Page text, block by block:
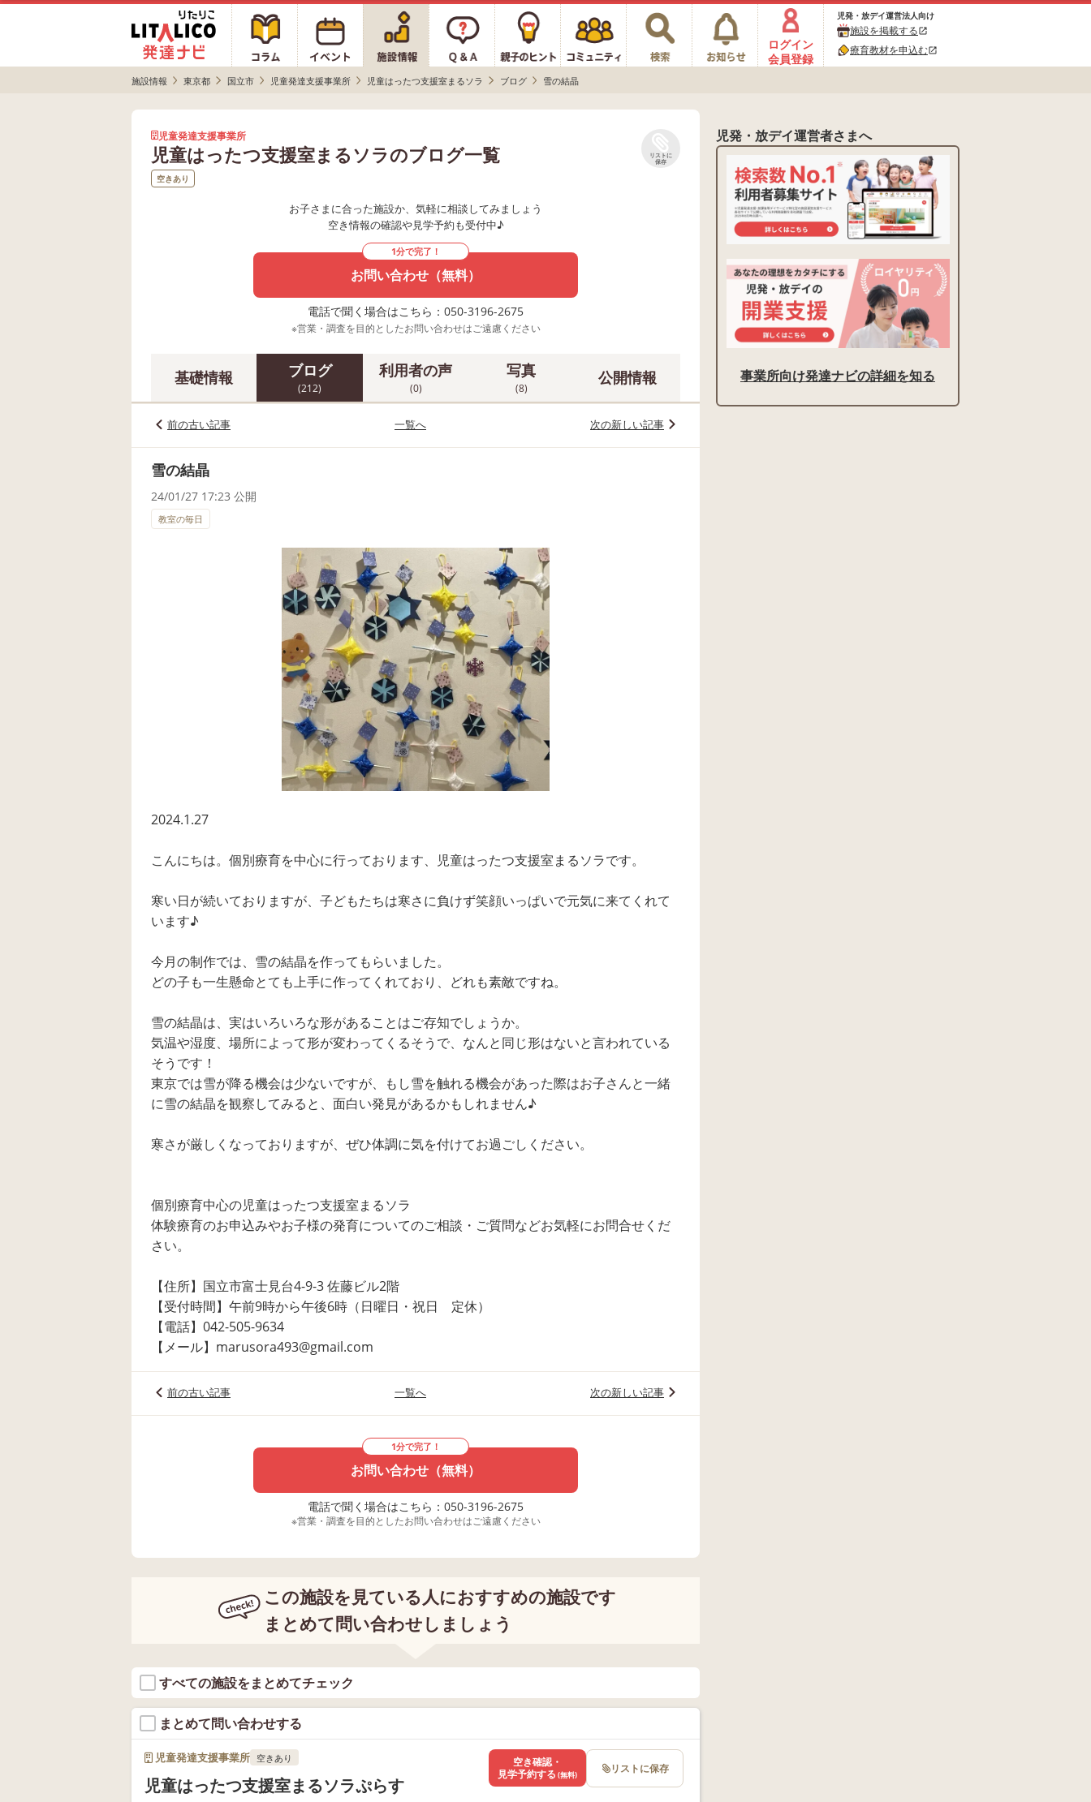
ログイン
会員登録
児発・放デイ運営法人向け
施設を掲載するopen_in_new
療育教材を申込むopen_in_new
施設情報 東京都 国立市 児童発達支援事業所 児童はったつ支援室まるソラ ブログ 雪の結晶
児童発達支援事業所
児童はったつ支援室まるソラのブログ一覧
リストに
保存
空きあり
お子さまに合った施設か、気軽に相談してみましょう
空き情報の確認や見学予約も受付中♪
1分で完了！
お問い合わせ（無料）
電話で聞く場合はこちら：050-3196-2675
※営業・調査を目的としたお問い合わせはご遠慮ください
基礎情報 ブログ
(212)
利用者の声
(0)
写真
(8)
公開情報
前の古い記事 一覧へ 次の新しい記事
雪の結晶
24/01/27 17:23 公開
教室の毎日
2024.1.27
こんにちは。個別療育を中心に行っております、児童はったつ支援室まるソラです。
寒い日が続いておりますが、子どもたちは寒さに負けず笑顔いっぱいで元気に来てくれて
います♪
今月の制作では、雪の結晶を作ってもらいました。
どの子も一生懸命とても上手に作ってくれており、どれも素敵ですね。
雪の結晶は、実はいろいろな形があることはご存知でしょうか。
気温や湿度、場所によって形が変わってくるそうで、なんと同じ形はないと言われている
そうです！
東京では雪が降る機会は少ないですが、もし雪を触れる機会があった際はお子さんと一緒
に雪の結晶を観察してみると、面白い発見があるかもしれません♪
寒さが厳しくなっておりますが、ぜひ体調に気を付けてお過ごしください。
個別療育中心の児童はったつ支援室まるソラ
体験療育のお申込みやお子様の発育についてのご相談・ご質問などお気軽にお問合せくだ
さい。
【住所】国立市富士見台4-9-3 佐藤ビル2階
【受付時間】午前9時から午後6時（日曜日・祝日 定休）
【電話】042-505-9634
【メール】marusora493@gmail.com
前の古い記事 一覧へ 次の新しい記事
1分で完了！
お問い合わせ（無料）
電話で聞く場合はこちら：050-3196-2675
※営業・調査を目的としたお問い合わせはご遠慮ください
この施設を見ている人におすすめの施設です
まとめて問い合わせしましょう
すべての施設をまとめてチェック
まとめて問い合わせする
児童発達支援事業所 空きあり
児童はったつ支援室まるソラぷらす
空き確認・
見学予約する (無料) リストに保存
児発・放デイ運営者さまへ
事業所向け発達ナビの詳細を知る